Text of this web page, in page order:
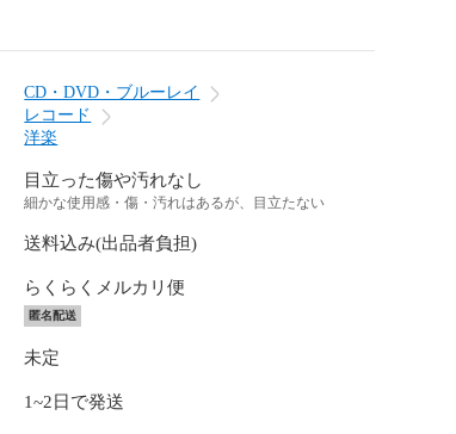
CD・DVD・ブルーレイ
レコード
洋楽
目立った傷や汚れなし
細かな使用感・傷・汚れはあるが、目立たない
送料込み(出品者負担)
らくらくメルカリ便
匿名配送
未定
1~2日で発送